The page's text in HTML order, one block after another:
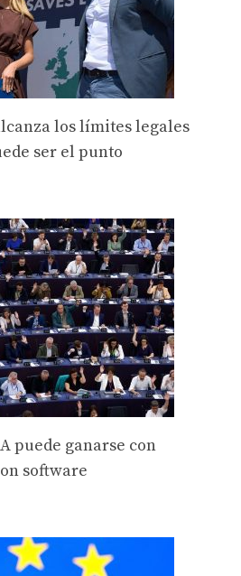
los límites legales
ser el punto
puede ganarse con
software